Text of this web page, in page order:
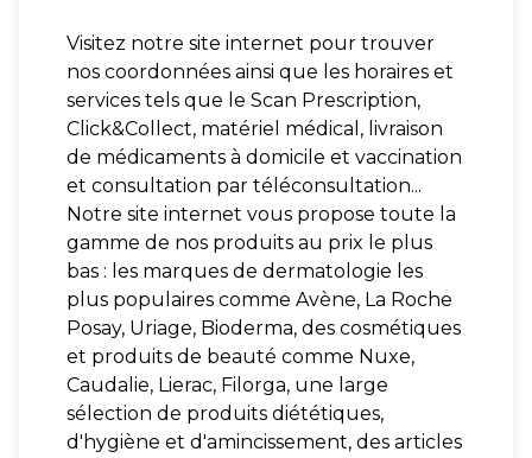
Visitez notre site internet pour trouver
nos coordonnées ainsi que les horaires et
services tels que le Scan Prescription,
Click&Collect, matériel médical, livraison
de médicaments à domicile et vaccination
et consultation par téléconsultation...
Notre site internet vous propose toute la
gamme de nos produits au prix le plus
bas : les marques de dermatologie les
plus populaires comme Avène, La Roche
Posay, Uriage, Bioderma, des cosmétiques
et produits de beauté comme Nuxe,
Caudalie, Lierac, Filorga, une large
sélection de produits diététiques,
d'hygiène et d'amincissement, des articles